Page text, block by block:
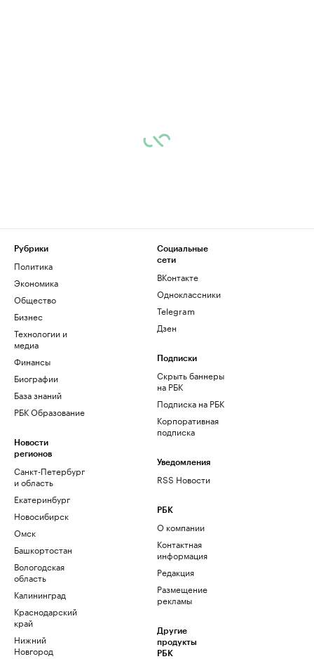
Рубрики
Политика
Экономика
Общество
Бизнес
Технологии и
медиа
Финансы
Биографии
База знаний
РБК Образование
Новости
регионов
Санкт-Петербург
и область
Екатеринбург
Новосибирск
Омск
Башкортостан
Вологодская
область
Калининград
Краснодарский
край
Нижний
Новгород
Социальные
сети
ВКонтакте
Одноклассники
Telegram
Дзен
Подписки
Скрыть баннеры
на РБК
Подписка на РБК
Корпоративная
подписка
Уведомления
RSS Новости
РБК
О компании
Контактная
информация
Редакция
Размещение
рекламы
Другие
продукты
РБК